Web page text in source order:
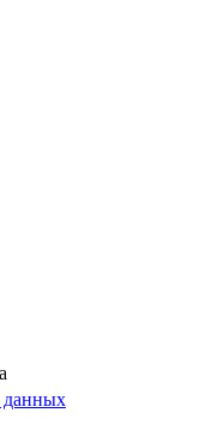
данных